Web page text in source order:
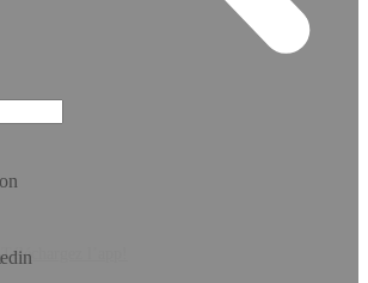
Téléchargez l’app!